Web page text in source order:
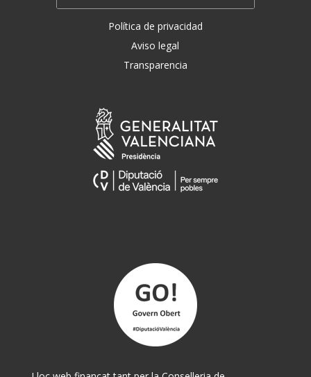
Política de privacidad
Aviso legal
Transparencia